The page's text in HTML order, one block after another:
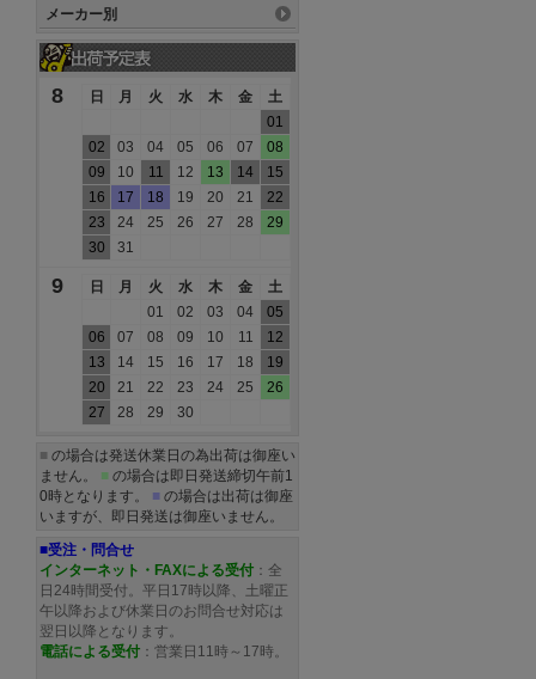
メーカー別
8 日 月 火 水 木 金
土
01
02
03 04 05 06 07
08
09
10 11 12 13 14
15
16
17 18 19 20 21
22
23
24 25 26 27 28
29
30
31
9 日 月 火 水 木 金
土
01
02 03 04
05
06
07 08 09 10 11
12
13
14 15 16 17 18
19
20
21 22 23 24 25
26
27
28 29 30
■ の場合は発送休業日の為出荷は御座い
ません。 ■ の場合は即日発送締切午前1
0時となります。 ■ の場合は出荷は御座
いますが、即日発送は御座いません。
■受注・問合せ
インターネット・FAXによる受付 ：全
日24時間受付。平日17時以降、土曜正
午以降および休業日のお問合せ対応は
翌日以降となります。
電話による受付 ：営業日11時～17時。